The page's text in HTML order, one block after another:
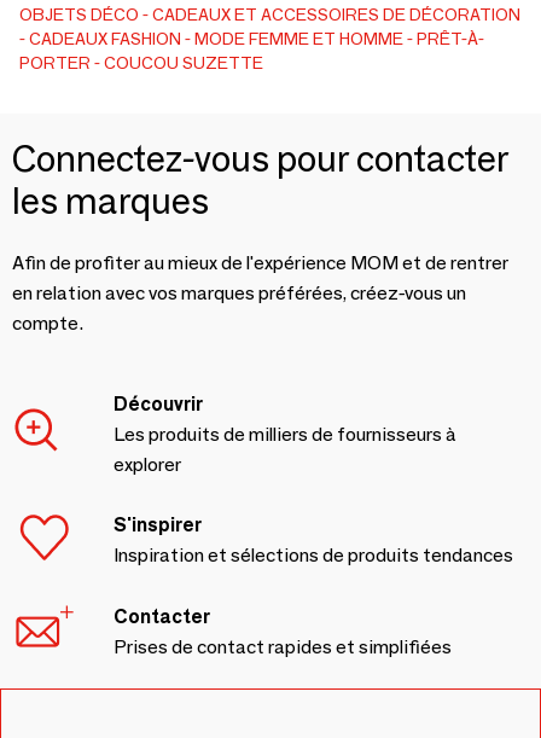
Boucles d'oreilles fleurs
OBJETS DÉCO
CADEAUX ET ACCESSOIRES DE DÉCORATION
CADEAUXFASHION MODE FEMME ET HOMME
PRÊT-À-
PORTER
COUCOU SUZETTE
Connectez-vous pour contacter
les marques
Afin de profiter au mieux de l'expérience MOM et de rentrer
en relation avec vos marques préférées, créez-vous un
compte.
Découvrir
Les produits de milliers de fournisseurs à
explorer
S'inspirer
Inspiration et sélections de produits tendances
Contacter
Prises de contact rapides et simplifiées